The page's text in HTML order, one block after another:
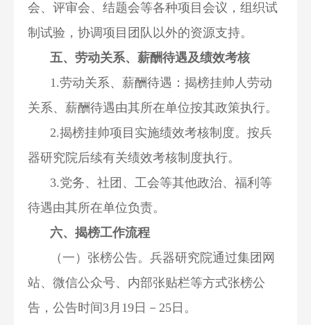
会、评审会、结题会等各种项目会议，组织试
制试验，协调项目团队以外的资源支持。
五、劳动关系、薪酬待遇及绩效考核
1.劳动关系、薪酬待遇：揭榜挂帅人劳动
关系、薪酬待遇由其所在单位按其政策执行。
2.揭榜挂帅项目实施绩效考核制度。按兵
器研究院后续有关绩效考核制度执行。
3.党务、社团、工会等其他政治、福利等
待遇由其所在单位负责。
六、揭榜工作流程
（一）张榜公告。兵器研究院通过集团网
站、微信公众号、内部张贴栏等方式张榜公
告，公告时间3月19日－25日。